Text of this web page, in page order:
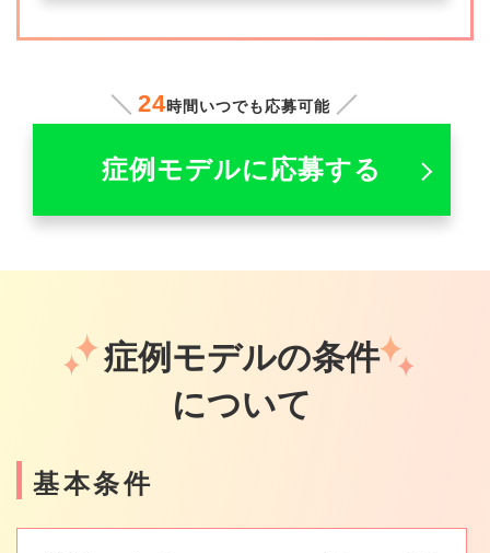
24時間いつでも応募可能
症例モデルに応募する
症例モデルの条件
について
基本条件